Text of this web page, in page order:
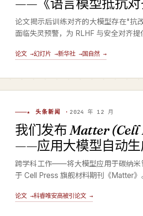
——《语言模型抵抗对
论文揭示后训练对齐的大模型存在"抗
面临失灵预警，为 RLHF 与安全对齐提
论文 →幻灯片 →新华社 →国自然 →
★ 头条新闻 · 2024 年 12 月
我们发布Matter (Cell
——应用大模型自动生
跨学科工作——将大模型应用于碳纳米
于 Cell Press 旗舰材料期刊《Matter》
论文 →科睿唯安高被引论文 →